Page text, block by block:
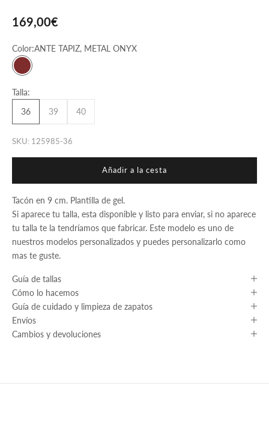
Precio de oferta
169,00€
Color:ANTE TAPIZ, METAL ONYX
ANTE TAPIZ, METAL ONYX
Talla:
36
39 40
SKU: 125985-36
Añadir a la cesta
Tacón en 9 cm. Plantilla de gel.
Si aparece tu talla, esta disponible y listo para enviar, si no aparece
tu talla te la tendríamos que fabricar. Este modelo es uno de
nuestros modelos personalizados y puedes personalizarlo como
mas te guste.
Guía de tallas
Cómo lo hacemos
Guía de cuidado y limpieza de zapatos
Envíos
Cambios y devoluciones